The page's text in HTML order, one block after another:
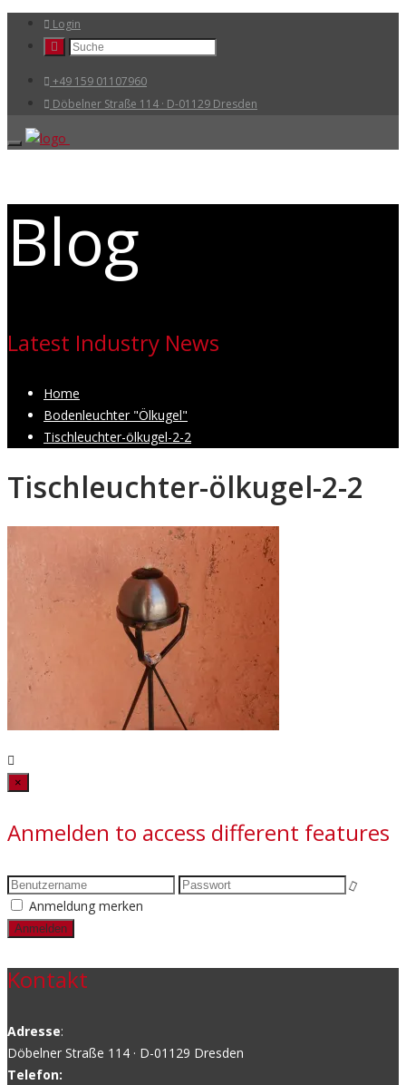
Login
+49 159 01107960
Döbelner Straße 114 · D-01129 Dresden
Blog
Latest Industry News
Home
Bodenleuchter "Ölkugel"
Tischleuchter-ölkugel-2-2
Tischleuchter-ölkugel-2-2
×
Anmelden to access different features
Anmeldung merken
Kontakt
Adresse:
Döbelner Straße 114 · D-01129 Dresden
Telefon: